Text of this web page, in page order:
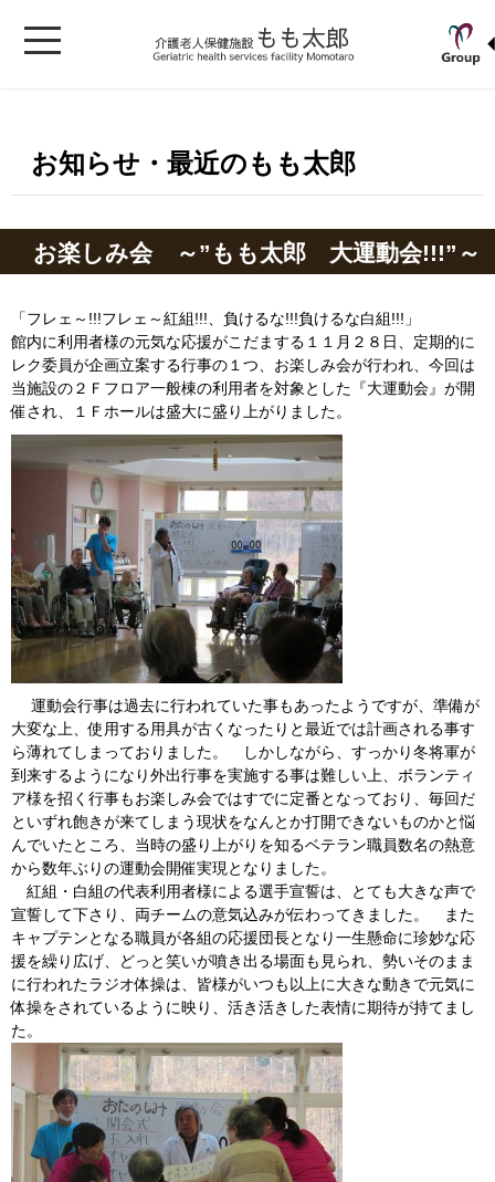
お知らせ・最近のもも太郎
お楽しみ会 ～”もも太郎 大運動会!!!”～
「フレェ～!!!フレェ～紅組!!!、負けるな!!!負けるな白組!!!」
館内に利用者様の元気な応援がこだまする１１月２８日、定期的に
レク委員が企画立案する行事の１つ、お楽しみ会が行われ、今回は
当施設の２Ｆフロア一般棟の利用者を対象とした『大運動会』が開
催され、１Ｆホールは盛大に盛り上がりました。
運動会行事は過去に行われていた事もあったようですが、準備が
大変な上、使用する用具が古くなったりと最近では計画される事す
ら薄れてしまっておりました。 しかしながら、すっかり冬将軍が
到来するようになり外出行事を実施する事は難しい上、ボランティ
ア様を招く行事もお楽しみ会ではすでに定番となっており、毎回だ
といずれ飽きが来てしまう現状をなんとか打開できないものかと悩
んでいたところ、当時の盛り上がりを知るベテラン職員数名の熱意
から数年ぶりの運動会開催実現となりました。
紅組・白組の代表利用者様による選手宣誓は、とても大きな声で
宣誓して下さり、両チームの意気込みが伝わってきました。 また
キャプテンとなる職員が各組の応援団長となり一生懸命に珍妙な応
援を繰り広げ、どっと笑いが噴き出る場面も見られ、勢いそのまま
に行われたラジオ体操は、皆様がいつも以上に大きな動きで元気に
体操をされているように映り、活き活きした表情に期待が持てまし
た。